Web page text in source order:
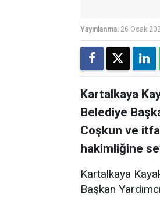
Yayınlanma: 26 Ocak
Kartalkaya
Belediye
Coşkun ve
hakimliğine
Kartalkaya
Başkan